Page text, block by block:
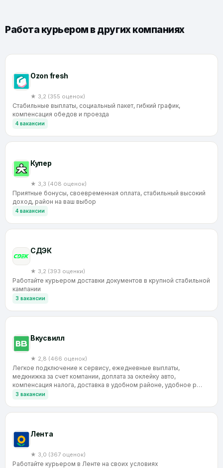
Работа курьером в других компаниях
Ozon fresh
★ 3,2 (355 оценок)
Стабильные выплаты, социальный пакет, гибкий график,
компенсация обедов и проезда
4 вакансии
Купер
★ 3,3 (408 оценок)
Приятные бонусы, своевременная оплата, стабильный высокий
доход, район на ваш выбор
4 вакансии
CДЭК
★ 3,2 (393 оценки)
Работайте курьером доставки документов в крупной стабильной
кампании
3 вакансии
Вкусвилл
★ 2,8 (466 оценок)
Легкое подключение к сервису, ежедневные выплаты,
медкнижка за счет компании, доплата за оклейку авто,
компенсация налога, доставка в удобном районе, удобное р…
3 вакансии
Лента
★ 3,0 (367 оценок)
Работайте курьером в Ленте на своих условиях